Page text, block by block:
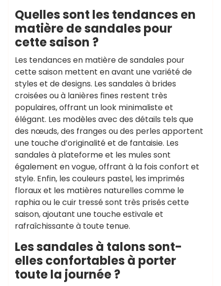
Quelles sont les tendances en
matière de sandales pour
cette saison ?
Les tendances en matière de sandales pour
cette saison mettent en avant une variété de
styles et de designs. Les sandales à brides
croisées ou à lanières fines restent très
populaires, offrant un look minimaliste et
élégant. Les modèles avec des détails tels que
des nœuds, des franges ou des perles apportent
une touche d’originalité et de fantaisie. Les
sandales à plateforme et les mules sont
également en vogue, offrant à la fois confort et
style. Enfin, les couleurs pastel, les imprimés
floraux et les matières naturelles comme le
raphia ou le cuir tressé sont très prisés cette
saison, ajoutant une touche estivale et
rafraîchissante à toute tenue.
Les sandales à talons sont-
elles confortables à porter
toute la journée ?